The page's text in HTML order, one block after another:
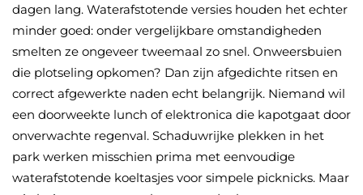
dagen lang. Waterafstotende versies houden het echter
minder goed: onder vergelijkbare omstandigheden
smelten ze ongeveer tweemaal zo snel. Onweersbuien
die plotseling opkomen? Dan zijn afgedichte ritsen en
correct afgewerkte naden echt belangrijk. Niemand wil
een doorweekte lunch of elektronica die kapotgaat door
onverwachte regenval. Schaduwrijke plekken in het
park werken misschien prima met eenvoudige
waterafstotende koeltasjes voor simpele picknicks. Maar